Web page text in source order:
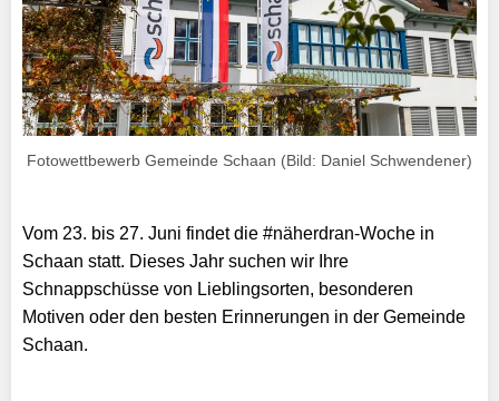
Fotowettbewerb Gemeinde Schaan (Bild: Daniel Schwendener)
Vom 23. bis 27. Juni findet die #näherdran-Woche in
Schaan statt. Dieses Jahr suchen wir Ihre
Schnappschüsse von Lieblingsorten, besonderen
Motiven oder den besten Erinnerungen in der Gemeinde
Schaan.